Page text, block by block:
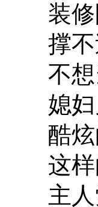
装
撑
不
媳
酷
这
主